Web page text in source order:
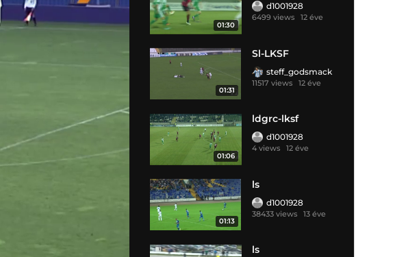
01:30
d1001928
6499 views 12 éve
01:31
Sl-LKSF
steff_godsmack
11517 views 12 éve
01:06
ldgrc-lksf
d1001928
4 views 12 éve
01:13
ls
d1001928
38433 views 13 éve
ls